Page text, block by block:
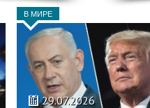
В МИРЕ
29.07.2026